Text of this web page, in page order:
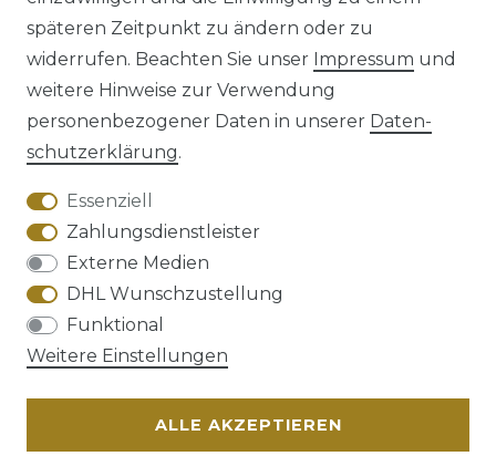
Impressum Daten­schutz­erklärung
AGB Barrierefreiheitserklärung
Widerrufs­recht
späteren Zeitpunkt zu ändern oder zu
widerrufen. Beachten Sie unser Impressum und
weitere Hinweise zur Verwendung
personenbezogener Daten in unserer Daten­
schutz­erklärung.
Essenziell
Zahlungsdienstleister
Externe Medien
DHL Wunschzustellung
Funktional
Weitere Einstellungen
ALLE AKZEPTIEREN